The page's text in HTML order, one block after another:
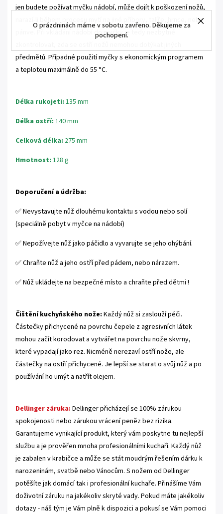
O prázdninách máme v sobotu zavřeno. Děkujeme za
pochopení.
jen budete požívat myčku nádobí, může dojít k poškození nožů,
narazí-li během procesu mytí na jiné příbory, talíře, hrnce, nebo
pánve. Při vkládání nádobí do myčky je tedy nezbytné
předmětů. Případné použití myčky s ekonomickým programem
a teplotou maximálně do 55 °C.
Délka rukojeti: 135 mm
Délka ostří: 140 mm
Celková délka: 275 mm
Hmotnost: 128 g
Doporučení a údržba:
✅ Nevystavujte nůž dlouhému kontaktu s vodou nebo solí
(speciálně pobyt v myčce na nádobí)
✅ Nepožívejte nůž jako páčidlo a vyvarujte se jeho ohýbání.
✅ Chraňte nůž a jeho ostří před pádem, nebo nárazem.
✅ Nůž ukládejte na bezpečné místo a chraňte před dětmi !
Čištění kuchyňského nože: Každý nůž si zaslouží péči.
Částečky přichycené na povrchu čepele z agresivních látek
mohou začít korodovat a vytvářet na povrchu nože skvrny,
které vypadají jako rez. Nicméně nerezaví ostří nože, ale
částečky na ostří přichycené. Je lepší se starat o svůj nůž a po
používání ho umýt a natřít olejem.
Dellinger záruka: Dellinger přicházejí se 100% zárukou
spokojenosti nebo zárukou vrácení peněz bez rizika.
Garantujeme vynikající produkt, který vám poskytne tu nejlepší
službu a je prověřen mnoha profesionálními kuchaři. Každý nůž
je zabalen v krabičce a může se stát moudrým řešením dárku k
narozeninám, svatbě nebo Vánocům. S nožem od Dellinger
potěšíte jak domácí tak i profesionální kuchaře. Přinášíme Vám
doživotní záruku na jakékoliv skryté vady. Pokud máte jakékoliv
dotazy - náš tým je Vám plně k dispozici a pokusí se Vám pomoci